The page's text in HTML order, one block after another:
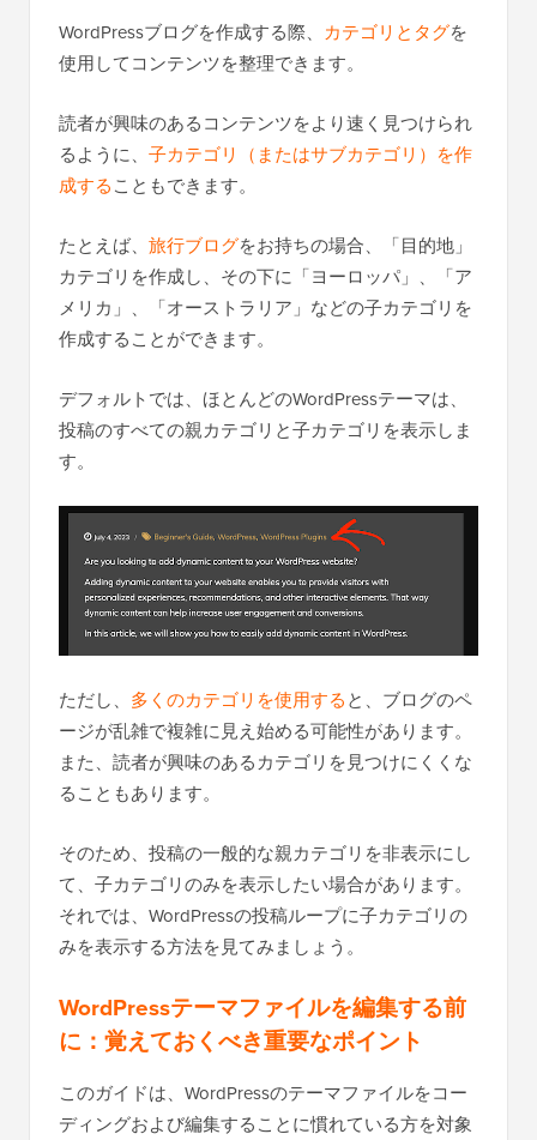
WordPressブログを作成する際、 カテゴリとタグを
使用してコンテンツを整理できます。
読者が興味のあるコンテンツをより速く見つけられ
るように、 子カテゴリ（またはサブカテゴリ）を作
成することもできます。
たとえば、 旅行ブログをお持ちの場合、「目的地」
カテゴリを作成し、その下に「ヨーロッパ」、「ア
メリカ」、「オーストラリア」などの子カテゴリを
作成することができます。
デフォルトでは、ほとんどのWordPressテーマは、
投稿のすべての親カテゴリと子カテゴリを表示しま
す。
ただし、 多くのカテゴリを使用すると、ブログのペ
ージが乱雑で複雑に見え始める可能性があります。
また、読者が興味のあるカテゴリを見つけにくくな
ることもあります。
そのため、投稿の一般的な親カテゴリを非表示にし
て、子カテゴリのみを表示したい場合があります。
それでは、WordPressの投稿ループに子カテゴリの
みを表示する方法を見てみましょう。
WordPressテーマファイルを編集する前
に：覚えておくべき重要なポイント
このガイドは、WordPressのテーマファイルをコー
ディングおよび編集することに慣れている方を対象